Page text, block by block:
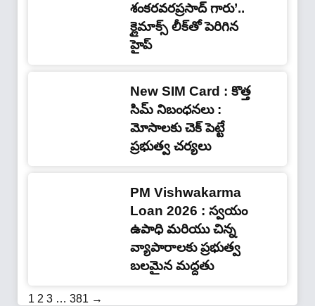
శంకరవరప్రసాద్ గారు’..
క్లైమాక్స్ లీక్‌తో పెరిగిన
హైప్
New SIM Card : కొత్త
సిమ్ నిబంధనలు :
మోసాలకు చెక్ పెట్టే
ప్రభుత్వ చర్యలు
PM Vishwakarma
Loan 2026 : స్వయం
ఉపాధి మరియు చిన్న
వ్యాపారాలకు ప్రభుత్వ
బలమైన మద్దతు
1 2 3 … 381 →